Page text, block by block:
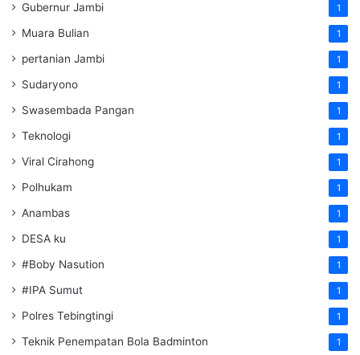
Gubernur Jambi 1
Muara Bulian 1
pertanian Jambi 1
Sudaryono 1
Swasembada Pangan 1
Teknologi 1
Viral Cirahong 1
Polhukam 1
Anambas 1
DESA ku 1
#Boby Nasution 1
#IPA Sumut 1
Polres Tebingtingi 1
Teknik Penempatan Bola Badminton 1